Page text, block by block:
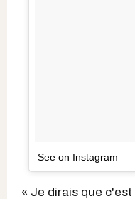
See on Instagram
« Je dirais que c'est